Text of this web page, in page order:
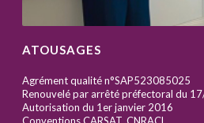
ATOUSAGES
Agrément qualité n°SAP523085025
Renouvelé par arrêté préfectoral du
Autorisation du 1er janvier 2016
Conventions CARSAT, CNRACL